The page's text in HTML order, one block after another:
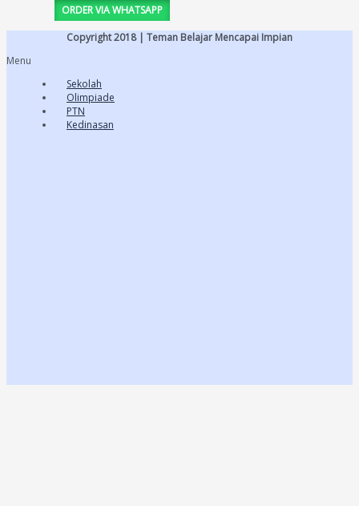
ORDER VIA WHATSAPP
Copyright 2018 | Teman Belajar Mencapai Impian
Menu
Sekolah
Olimpiade
PTN
Kedinasan